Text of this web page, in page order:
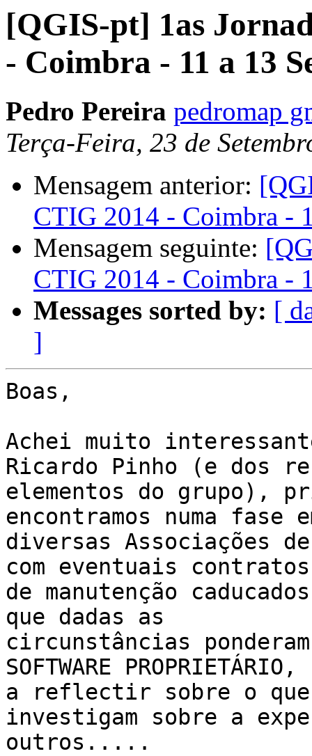
[QGIS-pt] 1as
- Coimbra - 11 a 13
Pedro Pereira pedromap
Terça-Feira, 23 de
Mensagem anterior:
CTIG 2014 - Coimbra -
Mensagem seguinte:
CTIG 2014 - Coimbra -
Messages sorted by: [
]
Boas,
Achei muito
Ricardo Pinho (e dos
elementos do grupo),
encontramos numa fase
diversas Associações
com eventuais contratos
de manutenção
que dadas as
circunstâncias
SOFTWARE PROPRIETÁRIO,
a reflectir sobre o
investigam sobre a
outros.....